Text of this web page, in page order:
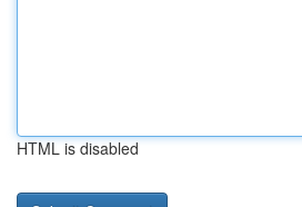
HTML is disabled